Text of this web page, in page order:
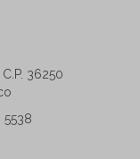
36250
5538